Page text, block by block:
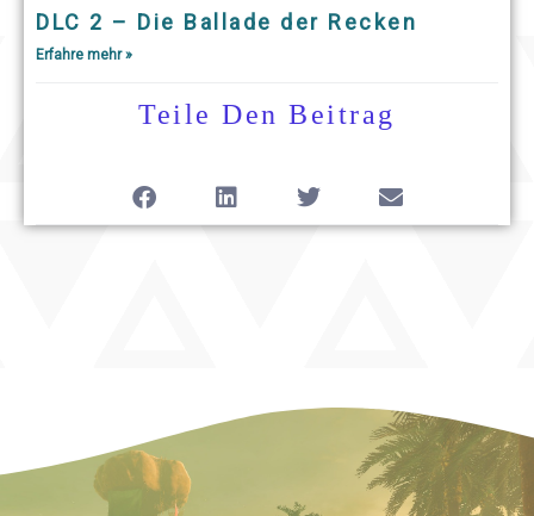
DLC 2 – Die Ballade der Recken
Erfahre mehr »
Teile Den Beitrag